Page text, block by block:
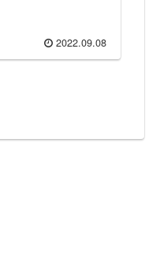
2022.09.08